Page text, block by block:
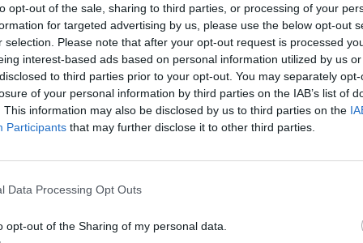
opt-out of the sale, sharing to third parties, or processing of your
for targeted advertising by us, please use the below opt-out
selection. Please note that after your opt-out request is processed
interest-based ads based on personal information utilized by us
to third parties prior to your opt-out. You may separately
of your personal information by third parties on the IAB’s list of
This information may also be disclosed by us to third parties on the
Participants that may further disclose it to other third parties.
Data Processing Opt Outs
opt-out of the Sharing of my personal data.
emelkedés miatt elárasztott
minisztere szerint az EU új ajánlata
által veszélyeztetett
megállapodni.
többek között ahhoz, hogy az
a bolygót felmelegítő kibocsátások
A 27 országot tömörítő EU az
rendelkezik a legnagyobb